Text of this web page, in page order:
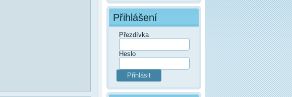
Přihlášení
Přezdívka
Heslo